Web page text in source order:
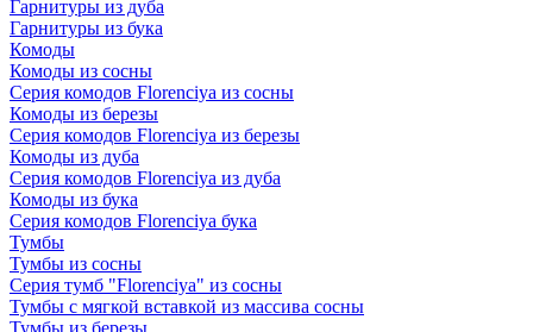
Гарнитуры из дуба
Гарнитуры из бука
Комоды
Комоды из сосны
Серия комодов Florenciya из сосны
Комоды из березы
Серия комодов Florenciya из березы
Комоды из дуба
Серия комодов Florenciya из дуба
Комоды из бука
Серия комодов Florenciya бука
Тумбы
Тумбы из сосны
Серия тумб "Florenciya" из сосны
Тумбы с мягкой вставкой из массива сосны
Тумбы из березы